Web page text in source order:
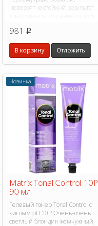
невероятно стойкий результат
981 p
В корзину Отложить
Новинка
Matrix Tonal Control 10P
90 мл
Гелевый тонер Tonal Control с
кислым pH 10P Очень-очень
светлый блондин жемчужный,